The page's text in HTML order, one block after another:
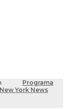
Programa
York News